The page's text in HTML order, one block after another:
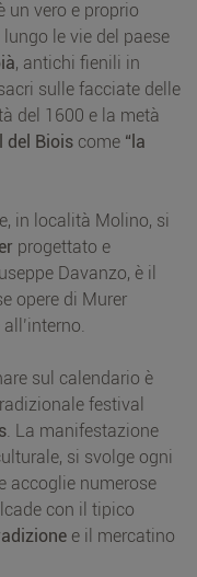
un vero e proprio
le vie del paese
, antichi fienili in
sulle facciate delle
del 1600 e la metà
del Biois come “la
in località Molino, si
progettato e
Davanzo, è il
opere di Murer
sul calendario è
festival
. La manifestazione
si svolge ogni
accoglie numerose
con il tipico
e il mercatino